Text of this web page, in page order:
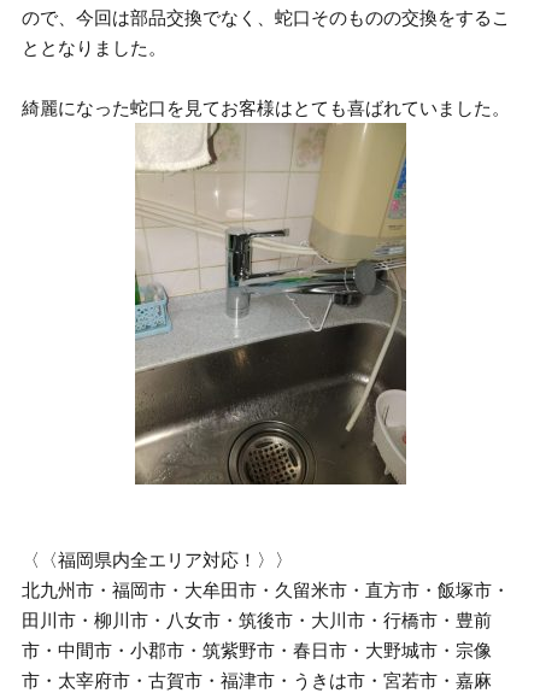
ので、今回は部品交換でなく、蛇口そのものの交換をするこ
ととなりました。
綺麗になった蛇口を見てお客様はとても喜ばれていました。
〈〈福岡県内全エリア対応！〉〉
北九州市・福岡市・大牟田市・久留米市・直方市・飯塚市・
田川市・柳川市・八女市・筑後市・大川市・行橋市・豊前
市・中間市・小郡市・筑紫野市・春日市・大野城市・宗像
市・太宰府市・古賀市・福津市・うきは市・宮若市・嘉麻